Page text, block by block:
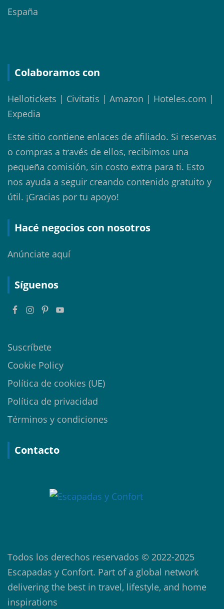
España
Colaboramos con
Hellotickets | Civitatis | Amazon | Hoteles.com |
Expedia
Este sitio contiene enlaces de afiliado. Si reservas
o compras a través de ellos, recibimos una
pequeña comisión, sin costo extra para ti. Esto
nos ayuda a seguir creando contenido gratuito y
útil. ¡Gracias por tu apoyo!
Hacé negocios con nosotros
Anúnciate aquí
Síguenos
Suscríbete
Cookie Policy
Política de cookies (UE)
Política de privacidad
Términos y condiciones
Contacto
Todos los derechos reservados © 2022-2025
Escapadas y Confort. Part of a global network
delivering the best in travel, lifestyle, and home
inspirations